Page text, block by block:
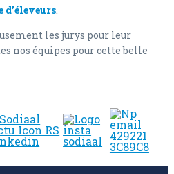
d’éleveurs
les jurys pour leur
nos équipes pour cette belle